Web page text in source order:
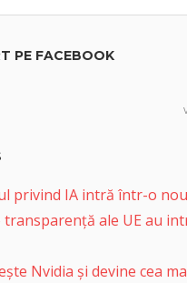
PE FACEBOOK
privind IA intră într-o
ale UE au
Nvidia și devine cea